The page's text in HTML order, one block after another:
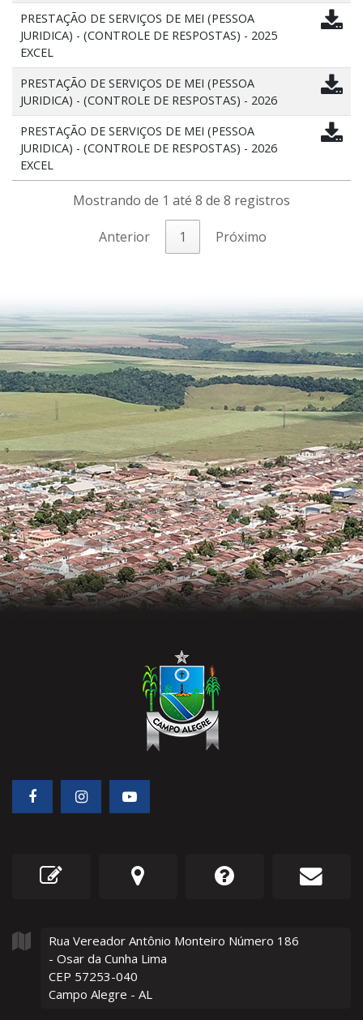
PRESTAÇÃO DE SERVIÇOS DE MEI (PESSOA
JURIDICA) - (CONTROLE DE RESPOSTAS) - 2025
EXCEL
PRESTAÇÃO DE SERVIÇOS DE MEI (PESSOA
JURIDICA) - (CONTROLE DE RESPOSTAS) - 2026
PRESTAÇÃO DE SERVIÇOS DE MEI (PESSOA
JURIDICA) - (CONTROLE DE RESPOSTAS) - 2026
EXCEL
Mostrando de 1 até 8 de 8 registros
Anterior 1 Próximo
Rua Vereador Antônio Monteiro Número 186
- Osar da Cunha Lima
CEP 57253-040
Campo Alegre - AL